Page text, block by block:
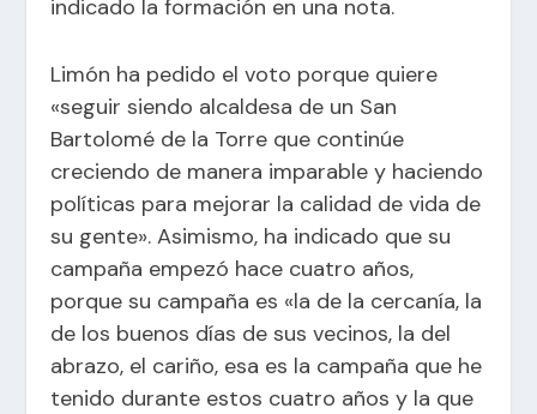
indicado la formación en una nota.
Limón ha pedido el voto porque quiere
«seguir siendo alcaldesa de un San
Bartolomé de la Torre que continúe
creciendo de manera imparable y haciendo
políticas para mejorar la calidad de vida de
su gente». Asimismo, ha indicado que su
campaña empezó hace cuatro años,
porque su campaña es «la de la cercanía, la
de los buenos días de sus vecinos, la del
abrazo, el cariño, esa es la campaña que he
tenido durante estos cuatro años y la que